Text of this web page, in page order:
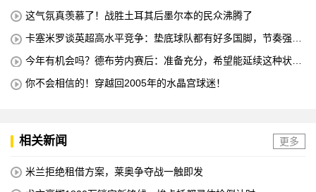
这气氛真羡慕了！战胜土耳其后墨尔本的民众沸腾了
卡塞米罗谈英超高水平竞争：垫底球队都有好多国脚，节奏强度
今年有机会吗？德布劳内赛后：准备充分，希望能延续这种状
你不会相信的！穿越回2005年的水晶宫球迷！
相关新闻 更多
米兰拒绝租借方案，莱奥争夺战一触即发